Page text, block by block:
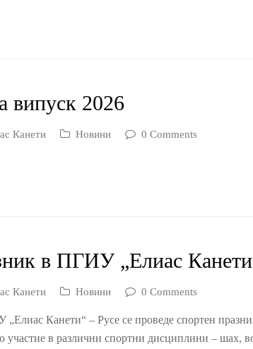
випуск 2026
Канети Новини 0 Comments
в ПГИУ „Елиас
Канети Новини 0 Comments
Канети“ – Русе се проведе спортен
участие в различни спортни дисциплини – шах,